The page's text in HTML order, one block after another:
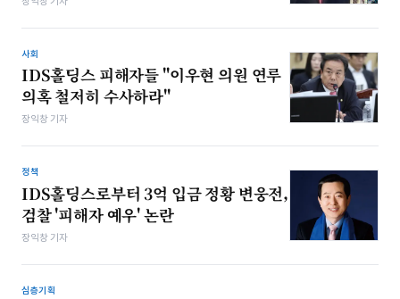
사회
IDS홀딩스 피해자들 "이우현 의원 연루
의혹 철저히 수사하라"
장익창 기자
정책
IDS홀딩스로부터 3억 입금 정황 변웅전,
검찰 '피해자 예우' 논란
장익창 기자
심층기획